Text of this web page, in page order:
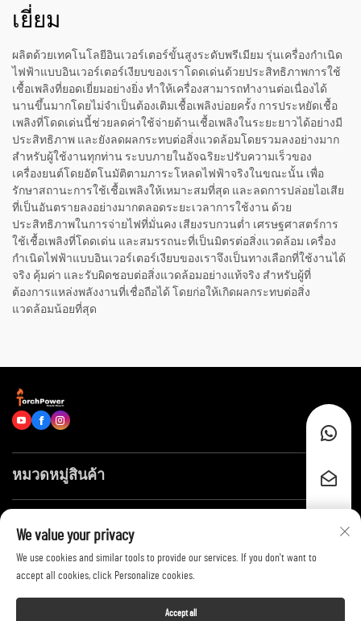
เยี่ยม
ผลิตด้วยเทคโนโลยีอินเวอร์เตอร์ขั้นสูงระดับพรีเมียม รุ่นเครื่องกำเนิด
ไฟฟ้าแบบอินเวอร์เตอร์เงียบของเราโดดเด่นด้วยประสิทธิภาพการใช้
เชื้อเพลิงที่ยอดเยี่ยมอย่างยิ่ง ทำให้เครื่องสามารถทำงานต่อเนื่องได้
นานขึ้นมากโดยไม่จำเป็นต้องเติมเชื้อเพลิงบ่อยครั้ง การประหยัดเชื้อ
เพลิงที่โดดเด่นนี้ช่วยลดค่าใช้จ่ายด้านเชื้อเพลิงในระยะยาวได้อย่างมี
ประสิทธิภาพ และยังลดผลกระทบต่อสิ่งแวดล้อมโดยรวมลงอย่างมาก
สำหรับผู้ใช้งานทุกท่าน ระบบภายในอัจฉริยะปรับความเร็วของ
เครื่องยนต์โดยอัตโนมัติตามภาระโหลดไฟฟ้าจริงในขณะนั้น เพื่อ
รักษาสถานะการใช้เชื้อเพลิงให้เหมาะสมที่สุด และลดการปล่อยไอเสีย
ที่เป็นอันตรายลงอย่างมากตลอดระยะเวลาการใช้งาน ด้วย
ประสิทธิภาพในการจ่ายไฟที่มั่นคง เสียงรบกวนต่ำ เศรษฐศาสตร์การ
ใช้เชื้อเพลิงที่โดดเด่น และสมรรถนะที่เป็นมิตรต่อสิ่งแวดล้อม เครื่อง
กำเนิดไฟฟ้าแบบอินเวอร์เตอร์เงียบของเราจึงเป็นทางเลือกที่ใช้งานได้
จริง คุ้มค่า และรับผิดชอบต่อสิ่งแวดล้อมอย่างแท้จริง สำหรับผู้ที่
ต้องการแหล่งพลังงานที่เชื่อถือได้ โดยก่อให้เกิดผลกระทบต่อสิ่ง
แวดล้อมน้อยที่สุด
หมวดหมู่สินค้า
ติดต่อเรา
We value your privacy
We use cookies and similar tools to provide our services. If you don't want to
accept all cookies, click Personalize cookies.
Accept all